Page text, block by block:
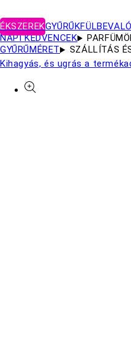
ÉKSZEREKGYŰRŰK
NAPI KEDVENCEK
GYŰRŰMÉRET
SZÁLLÍTÁS
Kihagyás, és ugrás a